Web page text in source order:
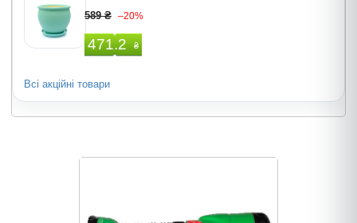
589 ₴ –20%
471.2 ₴
Всі акційні товари